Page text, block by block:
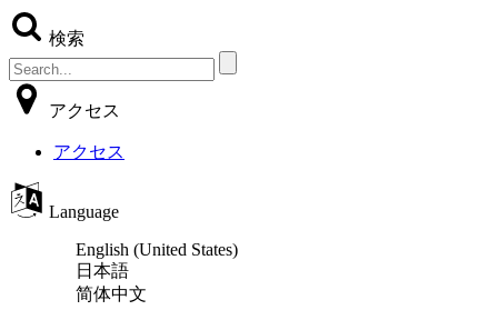
検索
アクセス
アクセス
Language
English (United States)
日本語
简体中文